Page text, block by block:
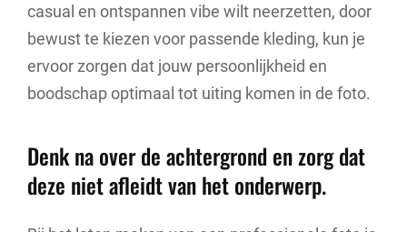
casual en ontspannen vibe wilt neerzetten, door
bewust te kiezen voor passende kleding, kun je
ervoor zorgen dat jouw persoonlijkheid en
boodschap optimaal tot uiting komen in de foto.
Denk na over de achtergrond en zorg dat
deze niet afleidt van het onderwerp.